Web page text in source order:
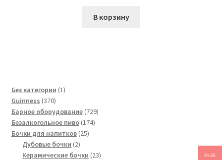
В корзину
Без категории 11
Guinness 370370
товаров
Барное оборудование 729729
Безалкогольное пиво 174174
Бочки для напитков 2525
Дубовые бочки 22
товара
Керамические бочки 2323
RUB